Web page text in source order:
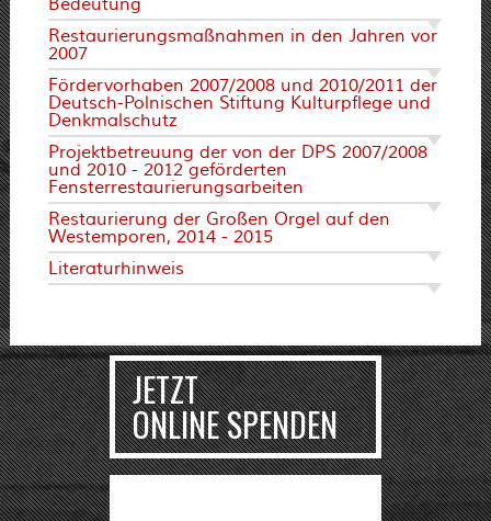
Literaturhinweis
JETZT
ONLINE SPENDEN
Sie können die Deutsch-
Polnische Stiftung als Förderer
oder Projektpate dauerhaft
unterstützen.